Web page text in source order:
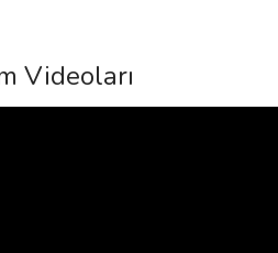
Videoları